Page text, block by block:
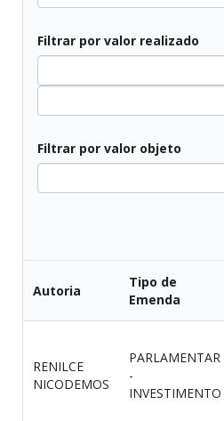
Filtrar por valor realizado
Filtrar por valor objeto
Autoria
Tipo de
Emenda
RENILCE
NICODEMOS
PARLAMENTAR
-
INVESTIMENTO